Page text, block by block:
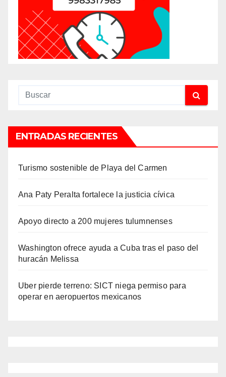
ENTRADAS RECIENTES
Turismo sostenible de Playa del Carmen
Ana Paty Peralta fortalece la justicia cívica
Apoyo directo a 200 mujeres tulumnenses
Washington ofrece ayuda a Cuba tras el paso del
huracán Melissa
Uber pierde terreno: SICT niega permiso para
operar en aeropuertos mexicanos